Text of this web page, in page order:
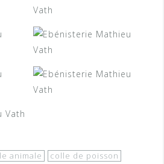
animale
colle de poisson